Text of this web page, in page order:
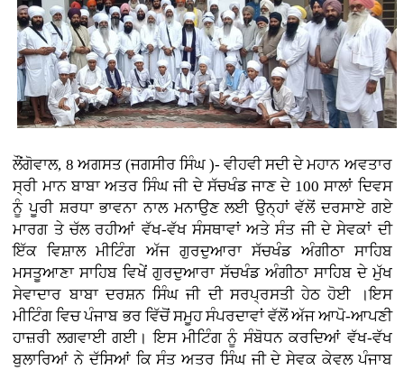
ਲੌਂਗੋਵਾਲ, 8 ਅਗਸਤ (ਜਗਸੀਰ ਸਿੰਘ )- ਵੀਹਵੀ ਸਦੀ ਦੇ ਮਹਾਨ ਅਵਤਾਰ
ਸ੍ਰੀ ਮਾਨ ਬਾਬਾ ਅਤਰ ਸਿੰਘ ਜੀ ਦੇ ਸੱਚਖੰਡ ਜਾਣ ਦੇ 100 ਸਾਲਾਂ ਦਿਵਸ
ਨੂੰ ਪੂਰੀ ਸ਼ਰਧਾ ਭਾਵਨਾ ਨਾਲ ਮਨਾਉਣ ਲਈ ਉਨ੍ਹਾਂ ਵੱਲੋਂ ਦਰਸਾਏ ਗਏ
ਮਾਰਗ ਤੇ ਚੱਲ ਰਹੀਆਂ ਵੱਖ-ਵੱਖ ਸੰਸਥਾਵਾਂ ਅਤੇ ਸੰਤ ਜੀ ਦੇ ਸੇਵਕਾਂ ਦੀ
ਇੱਕ ਵਿਸ਼ਾਲ ਮੀਟਿੰਗ ਅੱਜ ਗੁਰਦੁਆਰਾ ਸੱਚਖੰਡ ਅੰਗੀਠਾ ਸਾਹਿਬ
ਮਸਤੂਆਣਾ ਸਾਹਿਬ ਵਿਖੇਂ ਗੁਰਦੁਆਰਾ ਸੱਚਖੰਡ ਅੰਗੀਠਾ ਸਾਹਿਬ ਦੇ ਮੁੱਖ
ਸੇਵਾਦਾਰ ਬਾਬਾ ਦਰਸ਼ਨ ਸਿੰਘ ਜੀ ਦੀ ਸਰਪ੍ਰਸਤੀ ਹੇਠ ਹੋਈ ।ਇਸ
ਮੀਟਿੰਗ ਵਿਚ ਪੰਜਾਬ ਭਰ ਵਿੱਚੋਂ ਸਮੂਹ ਸੰਪਰਦਾਵਾਂ ਵੱਲੋਂ ਅੱਜ ਆਪੋ-ਆਪਣੀ
ਹਾਜ਼ਰੀ ਲਗਵਾਈ ਗਈ। ਇਸ ਮੀਟਿੰਗ ਨੂੰ ਸੰਬੋਧਨ ਕਰਦਿਆਂ ਵੱਖ-ਵੱਖ
ਬੁਲਾਰਿਆਂ ਨੇ ਦੱਸਿਆਂ ਕਿ ਸੰਤ ਅਤਰ ਸਿੰਘ ਜੀ ਦੇ ਸੇਵਕ ਕੇਵਲ ਪੰਜਾਬ